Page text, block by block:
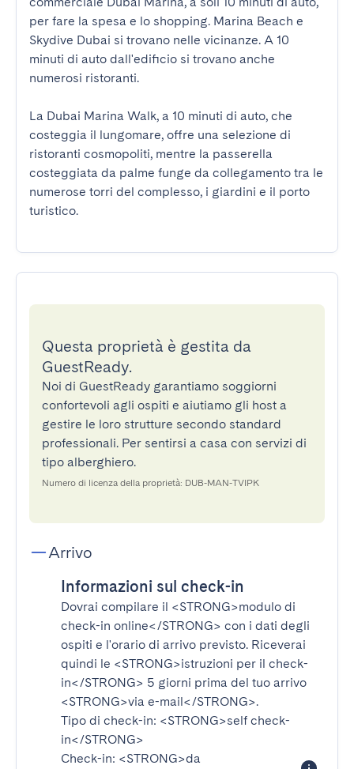
per fare la spesa e lo shopping. Marina Beach e
Skydive Dubai si trovano nelle vicinanze. A 10
minuti di auto dall'edificio si trovano anche
numerosi ristoranti.
La Dubai Marina Walk, a 10 minuti di auto, che
costeggia il lungomare, offre una selezione di
ristoranti cosmopoliti, mentre la passerella
costeggiata da palme funge da collegamento tra le
numerose torri del complesso, i giardini e il porto
turistico.
Questa proprietà è gestita da
GuestReady.
Noi di GuestReady garantiamo soggiorni
confortevoli agli ospiti e aiutiamo gli host a
gestire le loro strutture secondo standard
professionali. Per sentirsi a casa con servizi di
tipo alberghiero.
Numero di licenza della proprietà: DUB-MAN-TVIPK
Arrivo
Informazioni sul check-in
Dovrai compilare il <STRONG>modulo di
check-in online</STRONG> con i dati degli
ospiti e l'orario di arrivo previsto. Riceverai
quindi le <STRONG>istruzioni per il check-
in</STRONG> 5 giorni prima del tuo arrivo
<STRONG>via e-mail</STRONG>.
Tipo di check-in: <STRONG>self check-
in</STRONG>
Check-in: <STRONG>da